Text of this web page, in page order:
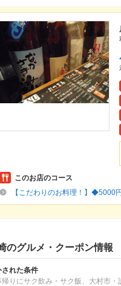
このお店のコース
【こだわりのお料理！】◆5000
のグルメ・クーポン情報
された条件
帰りにサク飲み・サク飯、大村市・